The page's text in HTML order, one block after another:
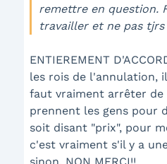
remettre en question.
travailler et ne pas
ENTIEREMENT
les rois de l'annulation,
faut vraiment arrêter de
prennent les gens pour
soit disant "prix", pour
c'est vraiment s'il y a